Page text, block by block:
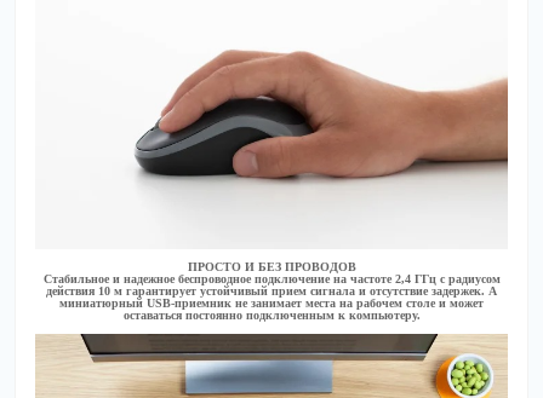
ПРОСТО И БЕЗ ПРОВОДОВ
Стабильное и надежное беспроводное подключение на частоте 2,4 ГГц с радиусом
действия 10 м гарантирует устойчивый прием сигнала и отсутствие задержек. А
миниатюрный USB-приемник не занимает места на рабочем столе и может
оставаться постоянно подключенным к компьютеру.